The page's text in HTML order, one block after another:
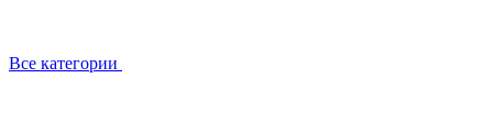
Все категории